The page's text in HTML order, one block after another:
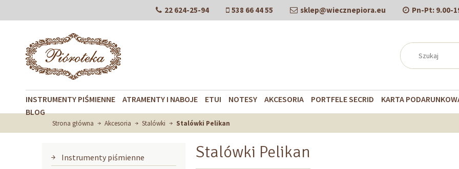
22 624-25-94 538 66 44 55 sklep@wiecznepiora.eu Pn-Pt: 9.00-
INSTRUMENTY PIŚMIENNE ATRAMENTY I NABOJE ETUI NOTESY AKCESORIA PORTFELE SECRID
KARTA
BLOG
Strona główna Akcesoria Stalówki Stalówki Pelikan
Instrumenty piśmienne
Stalówki Pelikan